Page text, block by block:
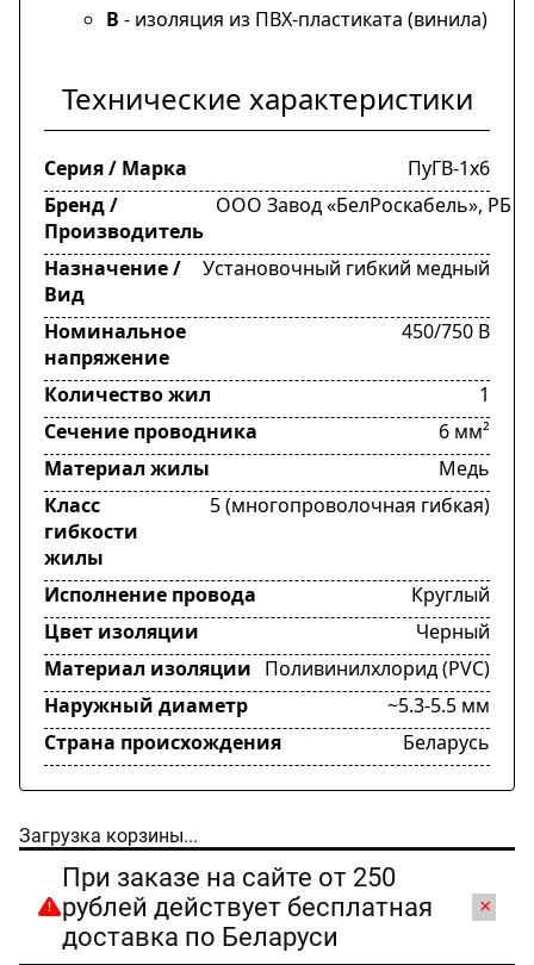
В - изоляция из ПВХ-пластиката (винила)
Технические характеристики
Серия / Марка
ПуГВ-1х6
Бренд /
Производитель
ООО Завод «БелРоскабель», РБ
Назначение /
Вид
Установочный гибкий медный
Номинальное
напряжение
450/750 В
Количество жил
1
Сечение проводника
6 мм²
Материал жилы
Медь
Класс
гибкости
жилы
5 (многопроволочная гибкая)
Исполнение провода
Круглый
Цвет изоляции
Черный
Материал изоляции Поливинилхлорид (PVC)
Наружный диаметр
~5.3-5.5 мм
Страна происхождения
Беларусь
Загрузка корзины...
При заказе на сайте от 250
рублей действует бесплатная
доставка по Беларуси
×